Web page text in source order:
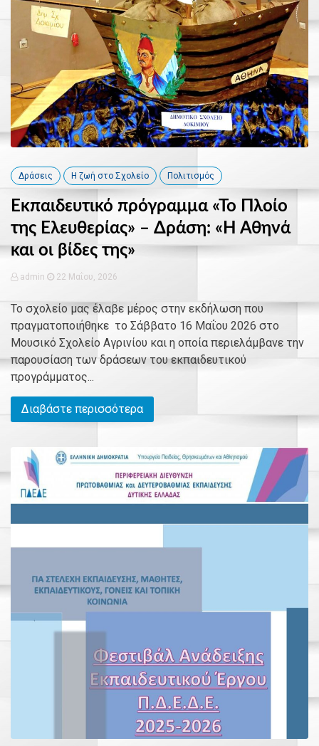
Δράσεις Η ζωή στο Σχολείο Πολιτισμός
Εκπαιδευτικό πρόγραμμα «Το Πλοίο
της Ελευθερίας» – Δράση: «Η Αθηνά
και οι βίδες της»
admin 22 Μαΐου, 2026
Το σχολείο μας έλαβε μέρος στην εκδήλωση που
πραγματοποιήθηκε το Σάββατο 16 Μαΐου 2026 στο
Μουσικό Σχολείο Αγρινίου και η οποία περιελάμβανε την
παρουσίαση των δράσεων του εκπαιδευτικού
προγράμματος...
Διαβάστε περισσότερα